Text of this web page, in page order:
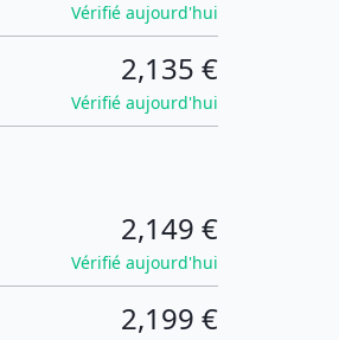
Vérifié aujourd'hui
2,135 €
Vérifié aujourd'hui
2,149 €
Vérifié aujourd'hui
2,199 €